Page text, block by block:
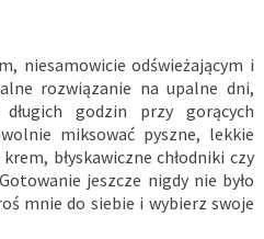
niesamowicie odświeżającym i
rozwiązanie na upalne dni,
godzin przy gorących
miksować pyszne, lekkie
błyskawiczne chłodniki czy
jeszcze nigdy nie było
mnie do siebie i wybierz swoje